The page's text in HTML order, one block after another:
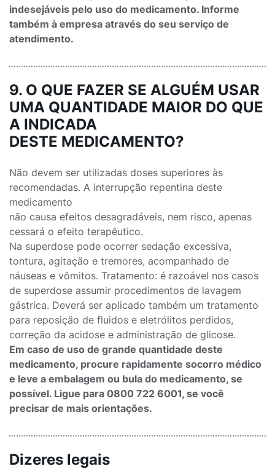
indesejáveis pelo uso do medicamento. Informe
também à empresa através do seu serviço de
atendimento.
9. O QUE FAZER SE ALGUÉM USAR
UMA QUANTIDADE MAIOR DO QUE
A INDICADA
DESTE MEDICAMENTO?
Não devem ser utilizadas doses superiores às
recomendadas. A interrupção repentina deste
medicamento
não causa efeitos desagradáveis, nem risco, apenas
cessará o efeito terapêutico.
Na superdose pode ocorrer sedação excessiva,
tontura, agitação e tremores, acompanhado de
náuseas e vômitos. Tratamento: é razoável nos casos
de superdose assumir procedimentos de lavagem
gástrica. Deverá ser aplicado também um tratamento
para reposição de fluidos e eletrólitos perdidos,
correção da acidose e administração de glicose.
Em caso de uso de grande quantidade deste
medicamento, procure rapidamente socorro médico
e leve a embalagem ou bula do medicamento, se
possível. Ligue para 0800 722 6001, se você
precisar de mais orientações.
Dizeres legais